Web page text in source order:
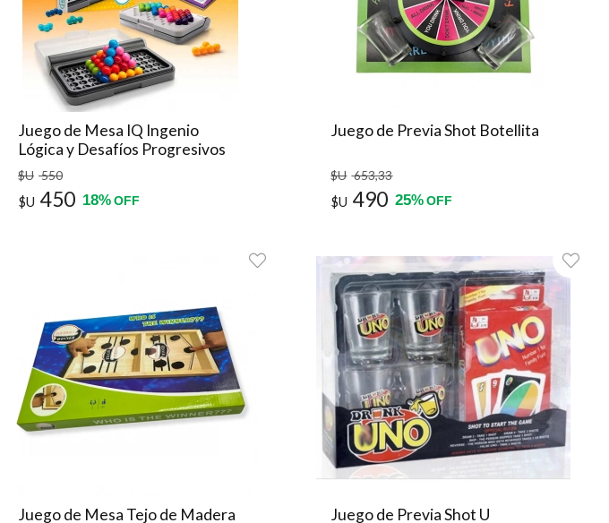
Juego de Mesa IQ Ingenio
Lógica y Desafíos Progresivos
$U 550
$U 450 18%OFF
Juego de Previa Shot Botellita
$U 653,33
$U 490 25% OFF
Juego de Mesa Tejo de Madera Juego de Previa Shot U